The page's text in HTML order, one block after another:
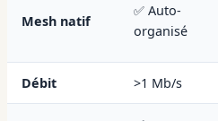
Mesh natif
✅ Auto-
organisé
Débit >1 Mb/s